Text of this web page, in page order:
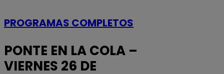
PROGRAMAS COMPLETOS
PONTE EN LA COLA –
VIERNES 26 DE